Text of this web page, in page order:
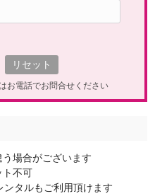
お電話でお問合せください
場合がございます
ト不可
ンタルもご利用頂けます